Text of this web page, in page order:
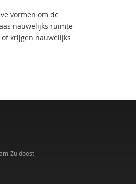
vormen om de
nauwelijks ruimte
krijgen nauwelijks
Zuidoost